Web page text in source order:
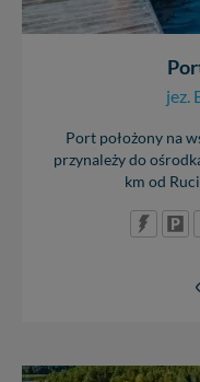
jez.
Port położony na
przynależy do
km od